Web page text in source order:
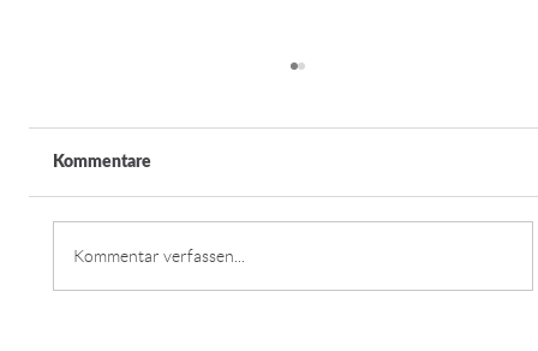
Kreidl Installationen
Kommentare
Kommentar verfassen...